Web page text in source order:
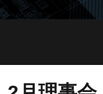
JMAについ